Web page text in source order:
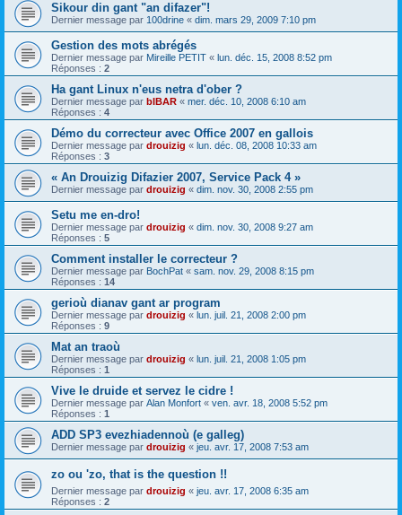
Sikour din gant "an difazer"!
Dernier message par 100drine « dim. mars 29, 2009 7:10 pm
Gestion des mots abrégés
Dernier message par Mireille PETIT « lun. déc. 15, 2008 8:52 pm
Réponses : 2
Ha gant Linux n'eus netra d'ober ?
Dernier message par bIBAR « mer. déc. 10, 2008 6:10 am
Réponses : 4
Démo du correcteur avec Office 2007 en gallois
Dernier message par drouizig « lun. déc. 08, 2008 10:33 am
Réponses : 3
« An Drouizig Difazier 2007, Service Pack 4 »
Dernier message par drouizig « dim. nov. 30, 2008 2:55 pm
Setu me en-dro!
Dernier message par drouizig « dim. nov. 30, 2008 9:27 am
Réponses : 5
Comment installer le correcteur ?
Dernier message par BochPat « sam. nov. 29, 2008 8:15 pm
Réponses : 14
gerioù dianav gant ar program
Dernier message par drouizig « lun. juil. 21, 2008 2:00 pm
Réponses : 9
Mat an traoù
Dernier message par drouizig « lun. juil. 21, 2008 1:05 pm
Réponses : 1
Vive le druide et servez le cidre !
Dernier message par Alan Monfort « ven. avr. 18, 2008 5:52 pm
Réponses : 1
ADD SP3 evezhiadennoù (e galleg)
Dernier message par drouizig « jeu. avr. 17, 2008 7:53 am
zo ou 'zo, that is the question !!
Dernier message par drouizig « jeu. avr. 17, 2008 6:35 am
Réponses : 2